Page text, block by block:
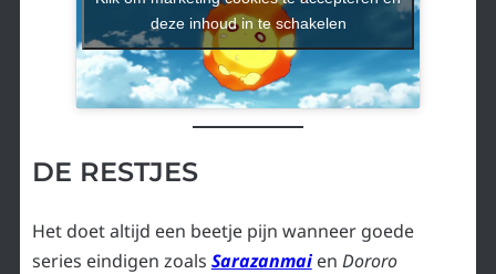
deze inhoud in te schakelen
DE RESTJES
Het doet altijd een beetje pijn wanneer goede
series eindigen zoals Sarazanmaien Dororo